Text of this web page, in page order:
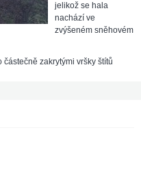
jelikož se hala
nachází ve
zvýšeném sněhovém
zakrytými vršky štítů